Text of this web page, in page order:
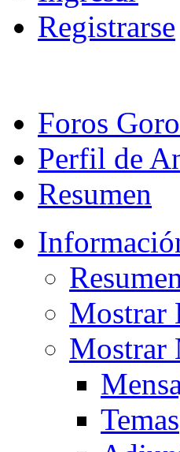
Registrarse
Foros
Perfil de
Resumen
Mostrar
Mostrar
Temas